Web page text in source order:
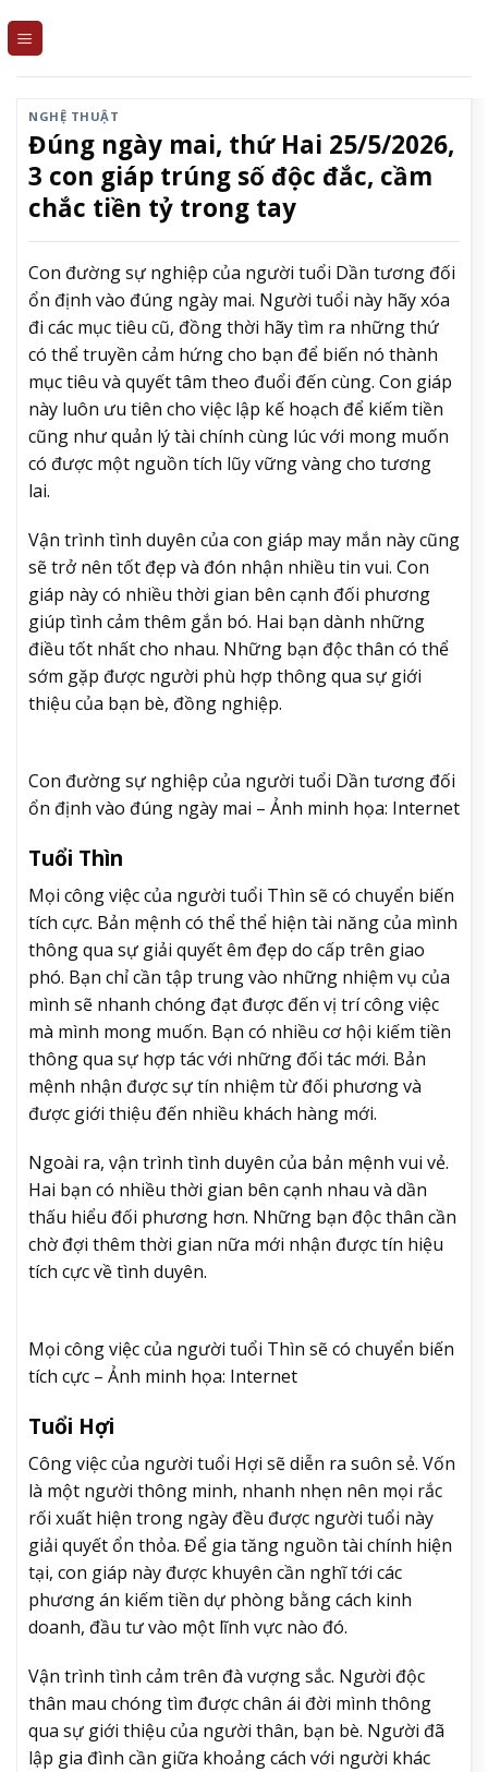
NGHỆ THUẬT
Đúng ngày mai, thứ Hai 25/5/2026,
3 con giáp trúng số độc đắc, cầm
chắc tiền tỷ trong tay
Con đường sự nghiệp của người tuổi Dần tương đối
ổn định vào đúng ngày mai. Người tuổi này hãy xóa
đi các mục tiêu cũ, đồng thời hãy tìm ra những thứ
có thể truyền cảm hứng cho bạn để biến nó thành
mục tiêu và quyết tâm theo đuổi đến cùng. Con giáp
này luôn ưu tiên cho việc lập kế hoạch để kiếm tiền
cũng như quản lý tài chính cùng lúc với mong muốn
có được một nguồn tích lũy vững vàng cho tương
lai.
Vận trình tình duyên của con giáp may mắn này cũng
sẽ trở nên tốt đẹp và đón nhận nhiều tin vui. Con
giáp này có nhiều thời gian bên cạnh đối phương
giúp tình cảm thêm gắn bó. Hai bạn dành những
điều tốt nhất cho nhau. Những bạn độc thân có thể
sớm gặp được người phù hợp thông qua sự giới
thiệu của bạn bè, đồng nghiệp.
Con đường sự nghiệp của người tuổi Dần tương đối
ổn định vào đúng ngày mai – Ảnh minh họa: Internet
Tuổi Thìn
Mọi công việc của người tuổi Thìn sẽ có chuyển biến
tích cực. Bản mệnh có thể thể hiện tài năng của mình
thông qua sự giải quyết êm đẹp do cấp trên giao
phó. Bạn chỉ cần tập trung vào những nhiệm vụ của
mình sẽ nhanh chóng đạt được đến vị trí công việc
mà mình mong muốn. Bạn có nhiều cơ hội kiếm tiền
thông qua sự hợp tác với những đối tác mới. Bản
mệnh nhận được sự tín nhiệm từ đối phương và
được giới thiệu đến nhiều khách hàng mới.
Ngoài ra, vận trình tình duyên của bản mệnh vui vẻ.
Hai bạn có nhiều thời gian bên cạnh nhau và dần
thấu hiểu đối phương hơn. Những bạn độc thân cần
chờ đợi thêm thời gian nữa mới nhận được tín hiệu
tích cực về tình duyên.
Mọi công việc của người tuổi Thìn sẽ có chuyển biến
tích cực – Ảnh minh họa: Internet
Tuổi Hợi
Công việc của người tuổi Hợi sẽ diễn ra suôn sẻ. Vốn
là một người thông minh, nhanh nhẹn nên mọi rắc
rối xuất hiện trong ngày đều được người tuổi này
giải quyết ổn thỏa. Để gia tăng nguồn tài chính hiện
tại, con giáp này được khuyên cần nghĩ tới các
phương án kiếm tiền dự phòng bằng cách kinh
doanh, đầu tư vào một lĩnh vực nào đó.
Vận trình tình cảm trên đà vượng sắc. Người độc
thân mau chóng tìm được chân ái đời mình thông
qua sự giới thiệu của người thân, bạn bè. Người đã
lập gia đình cần giữa khoảng cách với người khác